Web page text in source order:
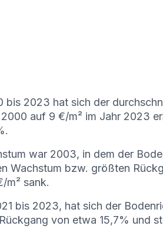
bis 2023 hat sich der
auf 9 €/m² im Jahr 2023
war 2003, in dem der
Wachstum bzw. größten
m² sank.
bis 2023, hat sich der
von etwa 15,7% und